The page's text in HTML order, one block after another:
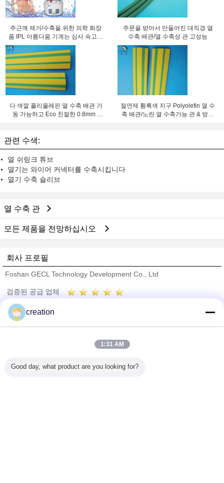
주근깨 제거/수축을 위한 의학 화장
품 IPL 아름다움 기계는 심사 숙고합
니다
주문을 받아서 만들어진 대직경 열
수축 배관/열 수축성 관 고성능
다 색깔 폴리올레핀 열 수축 배관 가
동 가능하고 Eco 친절한 0.8mm -
절연제 황록색 지구 Polyolefin 열 수
축 배관/노란 열 수축가능 관 & 방연
관련 수색:
열 쉬링크 튜브
열기는 와이어 커넥터를 수축시킵니다
열기 수축 슬리브
열 수축 관
모든 제품을 전망하십시오
회사 프로필
Foshan GECL Technology Development Co., Ltd
검증된 공급 업체
Trust Seal
모든 제품
creation
1:31 AM
Good day, what product are you looking for?